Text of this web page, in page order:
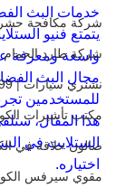
شركة مكافحة حشرات |
شركة طارد الحمام |
نشتري سيارات | 51066699
مكتب تأشيرات الكويت |
صالون حلاقة في الكويت |
مقوي سيرفس الكويت |
خدمات البث
يتمتع فنيو
واسعة ومعرفة
مجال البث
للمستخدمين
هذا المقال،
الستلايت في
اختياره.